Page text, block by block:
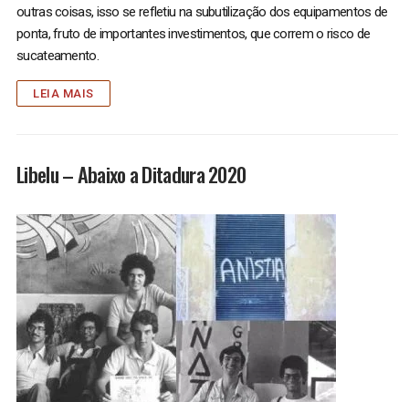
outras coisas, isso se refletiu na subutilização dos equipamentos de
ponta, fruto de importantes investimentos, que correm o risco de
sucateamento.
LEIA MAIS
Libelu – Abaixo a Ditadura 2020